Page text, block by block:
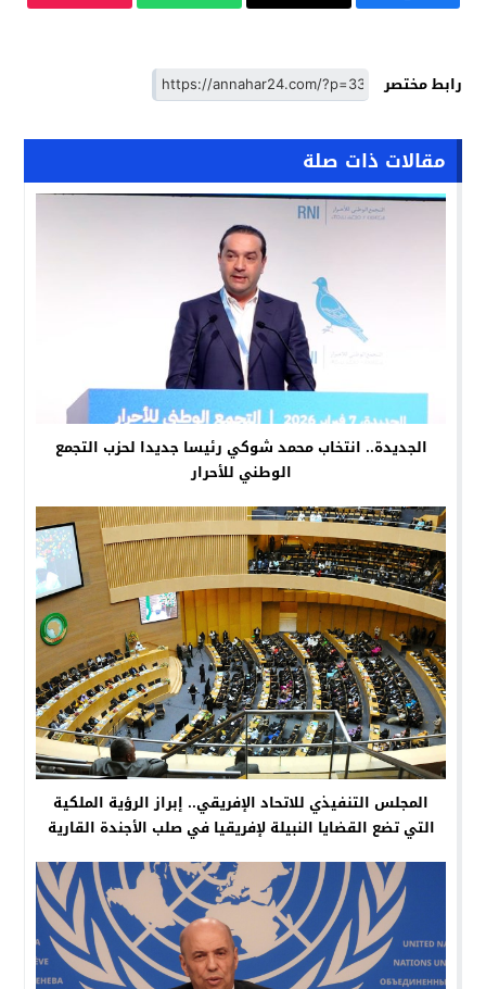
رابط مختصر
مقالات ذات صلة
الجديدة.. انتخاب محمد شوكي رئيسا جديدا لحزب التجمع
الوطني للأحرار
المجلس التنفيذي للاتحاد الإفريقي.. إبراز الرؤية الملكية
التي تضع القضايا النبيلة لإفريقيا في صلب الأجندة القارية